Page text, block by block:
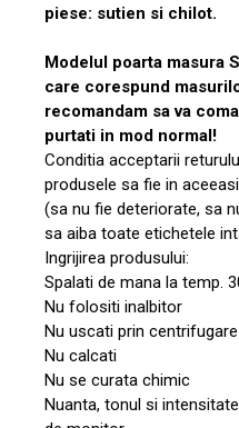
piese: sutien si chilot.
Modelul poarta masura
care corespund
recomandam sa va
purtati in mod normal!
Conditia acceptarii
produsele sa fie in
(sa nu fie deteriorate, sa
sa aiba toate etichetele
Ingrijirea produsului:
Spalati de mana la temp.
Nu folositi inalbitor
Nu uscati prin centrifugare
Nu calcati
Nu se curata chimic
Nuanta, tonul si